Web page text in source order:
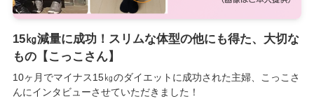
15㎏減量に成功！スリムな体型の他にも得た、大切な
もの【こっこさん】
10ヶ月でマイナス15㎏のダイエットに成功された主婦、こっこさ
んにインタビューさせていただきました！